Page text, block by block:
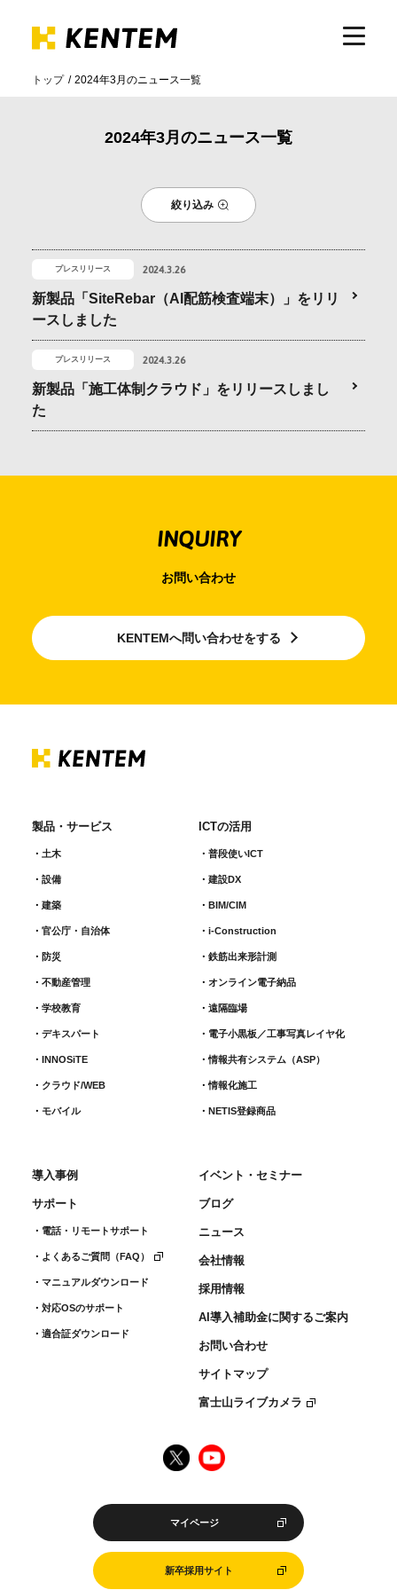
サポート
イベント・セミナー
採用情報
お問合せ・申込
サイト内検索
トップ 2024年3月のニュース一覧
2024年3月のニュース一覧
絞り込み
プレスリリース 2024.3.26
新製品「SiteRebar（AI配筋検査端末）」をリリ
ースしました
プレスリリース 2024.3.26
新製品「施工体制クラウド」をリリースしまし
た
INQUIRY
お問い合わせ
KENTEMへ問い合わせをする
製品・サービス
土木
設備
建築
官公庁・自治体
防災
不動産管理
学校教育
デキスパート
INNOSiTE
クラウド/WEB
モバイル
ICTの活用
普段使いICT
建設DX
BIM/CIM
i-Construction
鉄筋出来形計測​
オンライン電子納品
遠隔臨場
電子小黒板／工事写真レイヤ化
情報共有システム（ASP）
情報化施工
NETIS登録商品
導入事例
サポート
電話・リモートサポート
よくあるご質問（FAQ）
マニュアルダウンロード
対応OSのサポート
適合証ダウンロード
イベント・セミナー
ブログ
ニュース
会社情報
採用情報
AI導入補助金に関するご案内
お問い合わせ
サイトマップ
富士山ライブカメラ
マイページ
新卒採用サイト